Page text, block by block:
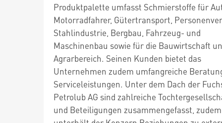
Produktpalette umfasst Schmierstoffe für
Motorradfahrer, Gütertransport,
Stahlindustrie, Bergbau, Fahrzeug- und
Maschinenbau sowie für die Bauwirtschaft
Agrarbereich. Seinen Kunden bietet das
Unternehmen zudem umfangreiche
Serviceleistungen. Unter dem Dach der
Petrolub AG sind zahlreiche
und Beteiligungen zusammengefasst, zudem